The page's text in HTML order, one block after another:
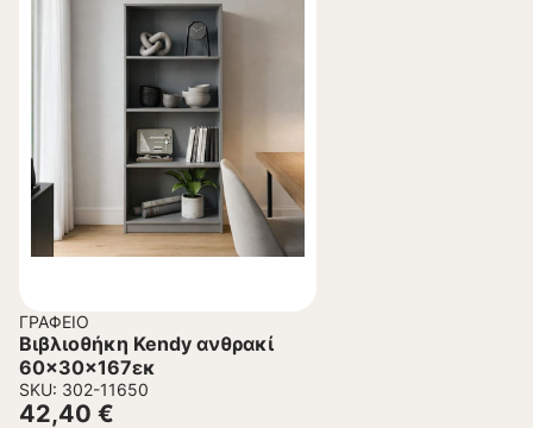
ΓΡΑΦΕΊΟ
Βιβλιοθήκη Kendy ανθρακί
60x30x167εκ
SKU: 302-11650
42,40 €